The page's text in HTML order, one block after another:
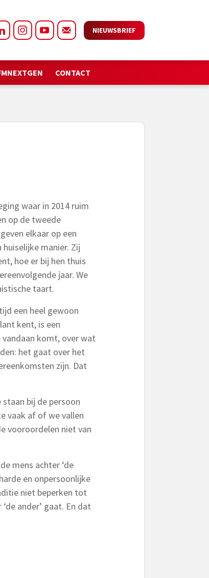
NIEUWSBRIEF
CONTACT
waar in 2014 ruim
op de tweede
elkaar op een
manier. Zij
hoe er bij hen thuis
jaar. We
taart.
een heel gewoon
kent, is een
komt, over wat
het gaat over het
zijn. Dat
bij de persoon
vaak af of we vallen
vooroordelen niet van
mens achter ‘de
en onpersoonlijke
niet beperken tot
ander’ gaat. En dat